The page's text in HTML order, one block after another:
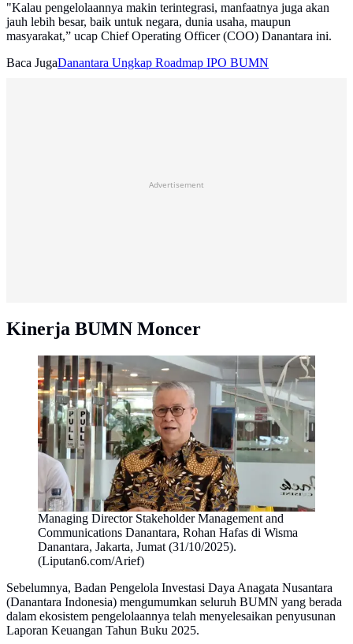
"Kalau pengelolaannya makin terintegrasi, manfaatnya juga akan
jauh lebih besar, baik untuk negara, dunia usaha, maupun
masyarakat,” ucap Chief Operating Officer (COO) Danantara ini.
Baca JugaDanantara Ungkap Roadmap IPO BUMN
Advertisement
Kinerja BUMN Moncer
Managing Director Stakeholder Management and
Communications Danantara, Rohan Hafas di Wisma
Danantara, Jakarta, Jumat (31/10/2025).
(Liputan6.com/Arief)
Sebelumnya, Badan Pengelola Investasi Daya Anagata Nusantara
(Danantara Indonesia) mengumumkan seluruh BUMN yang berada
dalam ekosistem pengelolaannya telah menyelesaikan penyusunan
Laporan Keuangan Tahun Buku 2025.